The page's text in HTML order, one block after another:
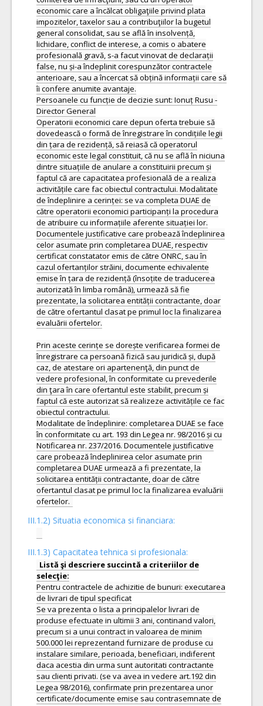
economic care a încălcat obligaţiile privind plata
impozitelor, taxelor sau a contribuţiilor la bugetul
general consolidat, sau se află în insolvență,
lichidare, conflict de interese, a comis o abatere
profesională gravă, s-a facut vinovat de declarații
false, nu și-a îndeplinit corespunzător contractele
anterioare, sau a încercat să obțină informații care să
îi confere anumite avantaje.
Persoanele cu funcție de decizie sunt: Ionuț Rusu -
Director General
Operatorii economici care depun oferta trebuie să
dovedească o formă de înregistrare în condițiile legii
din țara de rezidență, să reiasă că operatorul
economic este legal constituit, că nu se află în niciuna
dintre situațiile de anulare a constituirii precum și
faptul că are capacitatea profesională de a realiza
activitățile care fac obiectul contractului. Modalitate
de îndeplinire a cerinței: se va completa DUAE de
către operatorii economici participanți la procedura
de atribuire cu informațiile aferente situației lor.
Documentele justificative care probează îndeplinirea
celor asumate prin completarea DUAE, respectiv
certificat constatator emis de către ONRC, sau în
cazul ofertanților străini, documente echivalente
emise în țara de rezidență (însoțite de traducerea
autorizată în limba română), urmează să fie
prezentate, la solicitarea entității contractante, doar
de către ofertantul clasat pe primul loc la finalizarea
evaluării ofertelor.
Prin aceste cerințe se dorește verificarea formei de
înregistrare ca persoană fizică sau juridică și, după
caz, de atestare ori apartenenţă, din punct de
vedere profesional, în conformitate cu prevederile
din ţara în care ofertantul este stabilit, precum și
faptul că este autorizat să realizeze activitățile ce fac
obiectul contractului.
Modalitate de îndeplinire: completarea DUAE se face
în conformitate cu art. 193 din Legea nr. 98/2016 și cu
Notificarea nr. 237/2016. Documentele justificative
care probează îndeplinirea celor asumate prin
completarea DUAE urmează a fi prezentate, la
solicitarea entității contractante, doar de către
ofertantul clasat pe primul loc la finalizarea evaluării
III.1.2) Situatia economica si financiara:
III.1.3) Capacitatea tehnica si profesionala:
Listă şi descriere succintă a criteriilor de
Pentru contractele de achizitie de bunuri: executarea
de livrari de tipul specificat
Se va prezenta o lista a principalelor livrari de
produse efectuate in ultimii 3 ani, continand valori,
precum si a unui contract in valoarea de minim
500.000 lei reprezentand furnizare de produse cu
instalare similare, perioada, beneficiari, indiferent
daca acestia din urma sunt autoritati contractante
sau clienti privati. (se va avea in vedere art.192 din
Legea 98/2016), confirmate prin prezentarea unor
certificate/documente emise sau contrasemnate de